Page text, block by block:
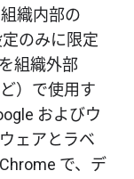
織内部の
のみに限定
組織外部
）で使用す
およびウ
ェアとラベ
で、デ